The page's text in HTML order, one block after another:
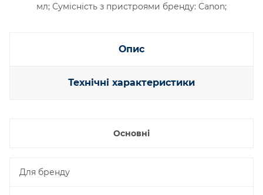
мл; Сумісність з пристроями бренду: Canon;
Опис
Технічні характеристики
Основні
Для бренду